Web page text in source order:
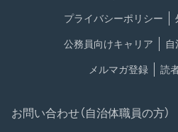
プライバシーポリシー
公務員向けキャリア
メルマガ登録 読
お問い合わせ（自治体職員の方）